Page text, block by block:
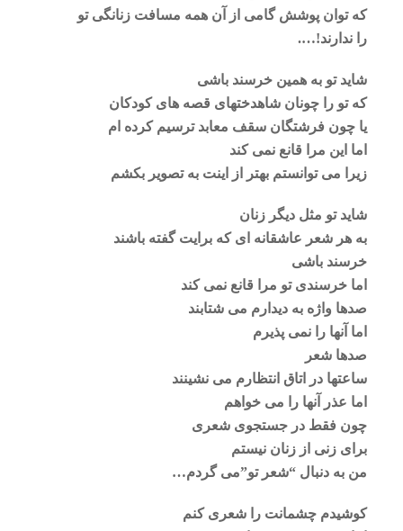
که توان پوشش گامی از آن همه مسافت زنانگی تو
را ندارند!….
شاید تو به همین خرسند باشی
که تو را چونان شاهدختهای قصه های کودکان
یا چون فرشتگان سقف معابد ترسیم کرده ام
اما این مرا قانع نمی کند
زیرا می توانستم بهتر از اینت به تصویر بکشم
شاید تو مثل دیگر زنان
به هر شعر عاشقانه ای که برایت گفته باشند
خرسند باشی
اما خرسندی تو مرا قانع نمی کند
صدها واژه به دیدارم می شتابند
اما آنها را نمی پذیرم
صدها شعر
ساعتها در اتاق انتظارم می نشینند
اما عذر آنها را می خواهم
چون فقط در جستجوی شعری
برای زنی از زنان نیستم
من به دنبال “شعر تو”می گردم…
کوشیدم چشمانت را شعری کنم